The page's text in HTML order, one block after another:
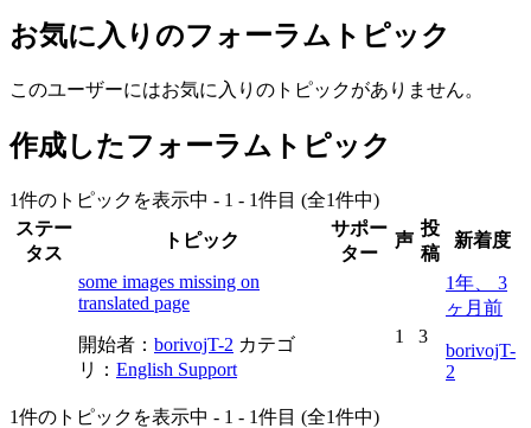
お気に入りのフォーラムトピック
このユーザーにはお気に入りのトピックがありません。
作成したフォーラムトピック
1件のトピックを表示中 - 1 - 1件目 (全1件中)
ステー
タス
トピック
サポー
ター
声
投
稿
新着度
some images missing on
translated page
開始者： borivojT-2 カテゴ
リ： English Support
1 3
1年、 3
ヶ月前
borivojT-
2
1件のトピックを表示中 - 1 - 1件目 (全1件中)